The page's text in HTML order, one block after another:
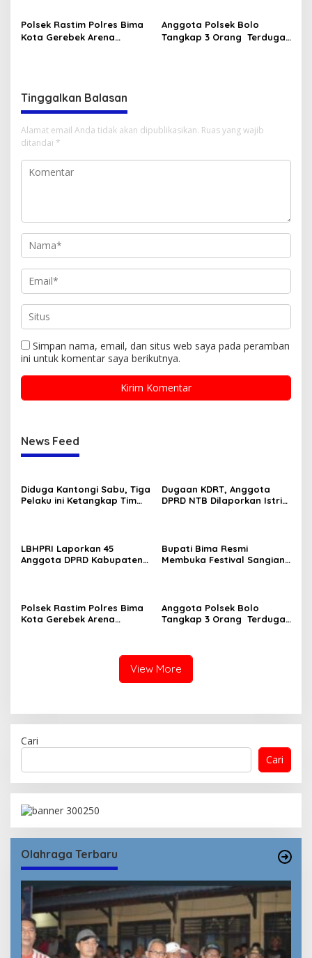
Polsek Rastim Polres Bima
Kota Gerebek Arena
Anggota Polsek Bolo
Tangkap 3 Orang Terduga
Tinggalkan Balasan
Alamat email Anda tidak akan dipublikasikan. Ruas yang wajib
ditandai *
Simpan nama, email, dan situs web saya pada peramban
ini untuk komentar saya berikutnya.
News Feed
Diduga Kantongi Sabu, Tiga
Pelaku ini Ketangkap Tim
Dugaan KDRT, Anggota
DPRD NTB Dilaporkan Istri
LBHPRI Laporkan 45
Anggota DPRD Kabupaten
Bupati Bima Resmi
Membuka Festival Sangiang
Polsek Rastim Polres Bima
Kota Gerebek Arena
Anggota Polsek Bolo
Tangkap 3 Orang Terduga
View More
Cari
Cari
Olahraga Terbaru